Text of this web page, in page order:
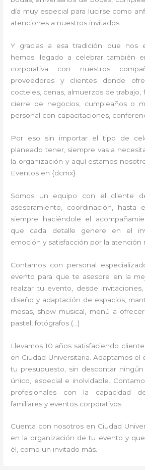
día muy especial para lucirse como
atenciones a nuestros invitados.
Y gracias a esa tradición que nos
hemos llegado a celebrar también
corporativa con nuestros
proveedores y clientes donde
cocteles, cenas, almuerzos de trabajo,
cierre de negocios, cumpleaños o
personal con capacitaciones,
Por eso sin importar el tipo de
planeado tener, siempre vas a
la organización y aquí estamos
Eventos en {dcmx}
Somos un equipo con el cliente
asesoramiento, coordinación, hasta
siempre haciéndole el
que cada detalle genere en el
emoción y satisfacción por la atención
Contamos con personal
evento para que te asesore en la
realzar tu evento, desde
diseño y adaptación de espacios,
mesas, show musical, menú a
pastel, fotógrafos (…)
Llevamos 10 años satisfaciendo
en Ciudad Universitaria. Adaptamos
tu presupuesto, sin descontar
único, especial e inolvidable.
profesionales con la capacidad
familiares y eventos corporativos.
Cuenta con nosotros en Ciudad
en la organización de tu evento y
él, como un invitado más.